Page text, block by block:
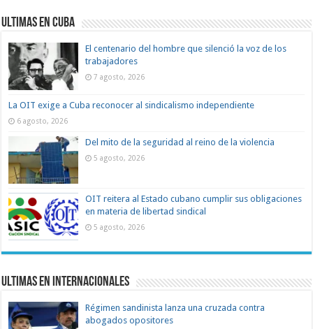
Ultimas en Cuba
El centenario del hombre que silenció la voz de los
trabajadores
7 agosto, 2026
La OIT exige a Cuba reconocer al sindicalismo independiente
6 agosto, 2026
Del mito de la seguridad al reino de la violencia
5 agosto, 2026
OIT reitera al Estado cubano cumplir sus obligaciones
en materia de libertad sindical
5 agosto, 2026
Ultimas en Internacionales
Régimen sandinista lanza una cruzada contra
abogados opositores